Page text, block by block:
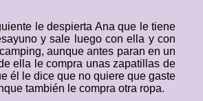
le despierta Ana que le tiene
y sale luego con ella y con
aunque antes paran en un
ella le compra unas zapatillas de
él le dice que no quiere que gaste
también le compra otra ropa.